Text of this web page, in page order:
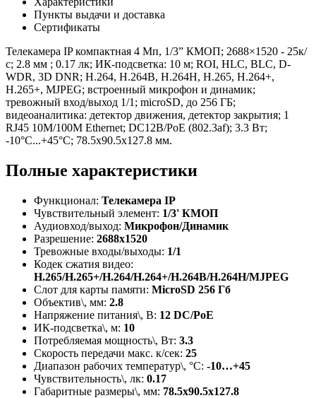
Пункты выдачи и доставка
Сертификаты
Телекамера IP компактная 4 Мп, 1/3” КМОП; 2688×1520 - 25к/
с; 2.8 мм ; 0.17 лк; ИК-подсветка: 10 м; ROI, HLC, BLC, D-
WDR, 3D DNR; H.264, H.264B, H.264H, H.265, H.264+,
H.265+, MJPEG; встроенный микрофон и динамик;
тревожный вход/выход 1/1; microSD, до 256 ГБ;
видеоаналитика: детектор движения, детектор закрытия; 1
RJ45 10M/100M Ethernet; DC12В/PoE (802.3af); 3.3 Вт;
-10°С...+45°С; 78.5х90.5х127.8 мм.
Полные характеристики
Функционал: Телекамера IP
Чувствительный элемент: 1/3' КМОП
Аудиовход/выход: Микрофон/Динамик
Разрешение: 2688х1520
Тревожные входы/выходы: 1/1
Кодек сжатия видео:
H.265/H.265+/H.264/H.264+/H.264В/H.264Н/MJPEG
Слот для карты памяти: MicroSD 256 Гб
Объектив\, мм: 2.8
Напряжение питания\, В: 12 DC/PoE
ИК-подсветка\, м: 10
Потребляемая мощность\, Вт: 3.3
Скорость передачи макс. к/сек: 25
Диапазон рабочих температур\, °С: -10…+45
Чувствительность\, лк: 0.17
Габаритные размеры\, мм: 78.5х90.5х127.8